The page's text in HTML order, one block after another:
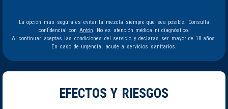
La opción más segura es evitar la mezcla siempre que sea posible. Consulta
confidencial con Antón. No es atención médica ni diagnóstico.
Al continuar aceptas las condiciones del servicio y declaras ser mayor de 18 años.
En caso de urgencia, acude a servicios sanitarios.
EFECTOS Y RIESGOS